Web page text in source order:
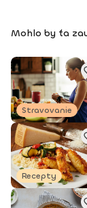
Mohlo by ťa
Stravovanie
Recepty